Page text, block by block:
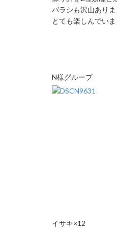
バラシも沢山あり
とても楽しんでい
N様グループ
イサキ×12